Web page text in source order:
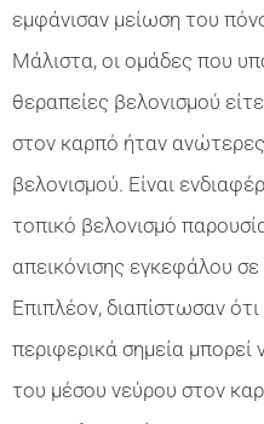
εμφάνισαν μείωση του
Μάλιστα, οι ομάδες που
θεραπείες βελονισμού
στον καρπό ήταν
βελονισμού. Είναι
τοπικό βελονισμό
απεικόνισης εγκεφάλου
Επιπλέον, διαπίστωσαν
περιφερικά σημεία μπορεί
του μέσου νεύρου στον